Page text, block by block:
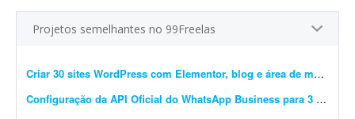
Projetos semelhantes no 99Freelas
Criar 30 sites WordPress com Elementor, blog e área de membros
Configuração da API Oficial do WhatsApp Business para 3 instâncias